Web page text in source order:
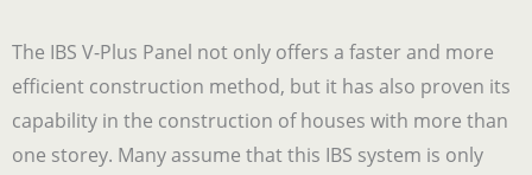
The IBS V-Plus Panel not only offers a faster and more
efficient construction method, but it has also proven its
capability in the construction of houses with more than
one storey. Many assume that this IBS system is only